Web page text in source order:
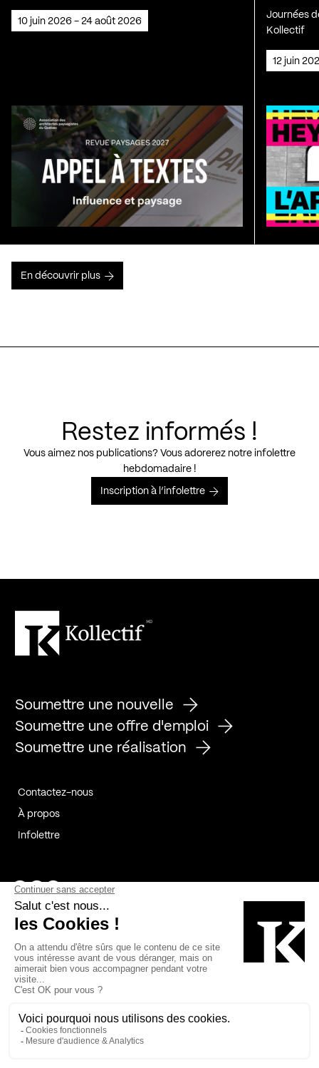
10 juin 2026 - 24 août 2026
Journées
Kollectif
12 juin
En découvrir plus
Restez informés !
Vous aimez nos publications? Vous adorerez notre infolettre
hebdomadaire !
Inscription à l’infolettre
Soumettre une nouvelle
Soumettre une offre d'emploi
Soumettre une réalisation
Contactez-nous
À propos
Infolettre
Page Facebook de Kollectif
Page Instagram de Kollectif
Page Linkedin de Kollectif
Bâtiment-Durable-Québec-1
Esquisses-1IRAC-1
MP-1 v2com-1